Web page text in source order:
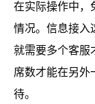
在实际操作中，
情况。信息接入
就需要多个客服
席数才能在另外
待。